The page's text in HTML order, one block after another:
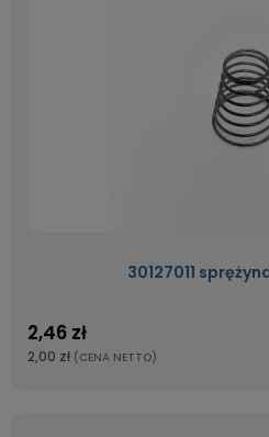
30127011
2,46 zł
2,00 zł (CENA NETTO)